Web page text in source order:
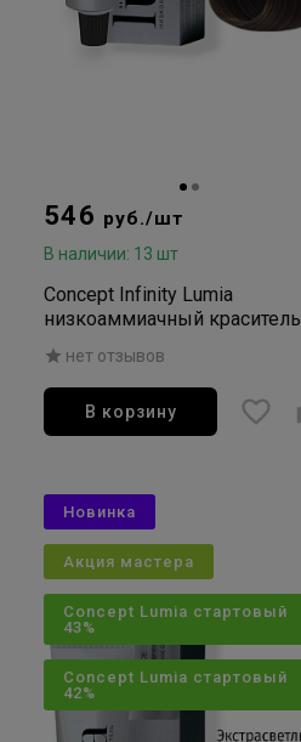
546 руб./шт
В наличии: 13 шт
Concept Infinity Lumia
низкоаммиачный краситель
для волос 5/0 темно-русый
100мл
нет отзывов
В корзину
Новинка
Акция мастера
Concept Lumia стартовый
43%
Concept Lumia стартовый
42%